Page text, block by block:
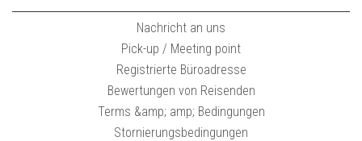
Nachricht an uns
Pick-up / Meeting point
Registrierte Büroadresse
Bewertungen von Reisenden
Terms &amp; amp; Bedingungen
Stornierungsbedingungen